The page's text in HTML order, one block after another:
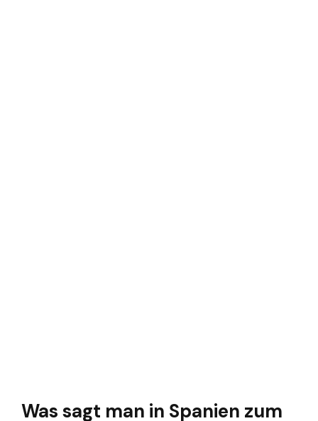
Was sagt man in Spanien zum